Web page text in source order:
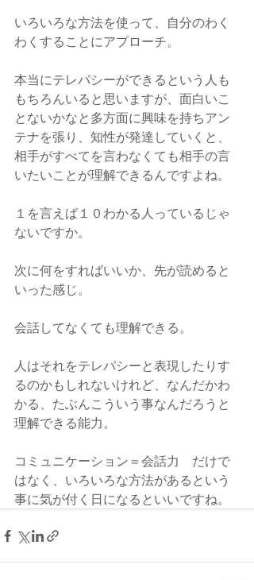
いろいろな方法を使って、自分のわく
わくすることにアプローチ。
本当にテレパシーができるという人も
もちろんいると思いますが、面白いこ
とないかなと多方面に興味を持ちアン
テナを張り、知性が発達していくと、
相手がすべてを言わなくても相手の言
いたいことが理解できるんですよね。
１を言えば１０わかる人っているじゃ
ないですか。
次に何をすればいいか、先が読めると
いった感じ。
会話してなくても理解できる。
人はそれをテレパシーと表現したりす
るのかもしれないけれど、なんだかわ
かる、たぶんこういう事なんだろうと
理解できる能力。
コミュニケーション＝会話力　だけで
はなく、いろいろな方法があるという
事に気が付く日になるといいですね。